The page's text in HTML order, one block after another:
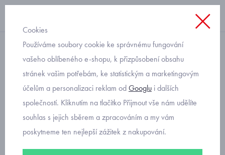
dupačky
bavlněné kojenecké
dupačky modré se zajíčky
Cookies
Používáme soubory cookie ke správnému fungování
vašeho oblíbeného e-shopu, k přizpůsobení obsahu
stránek vašim potřebám, ke statistickým a marketingovým
účelům a personalizaci reklam odGooglu i dalších
společností. Kliknutím na tlačítko Přijmout vše nám udělíte
souhlas s jejich sběrem a zpracováním a my vám
poskytneme ten nejlepší zážitek z nakupování.